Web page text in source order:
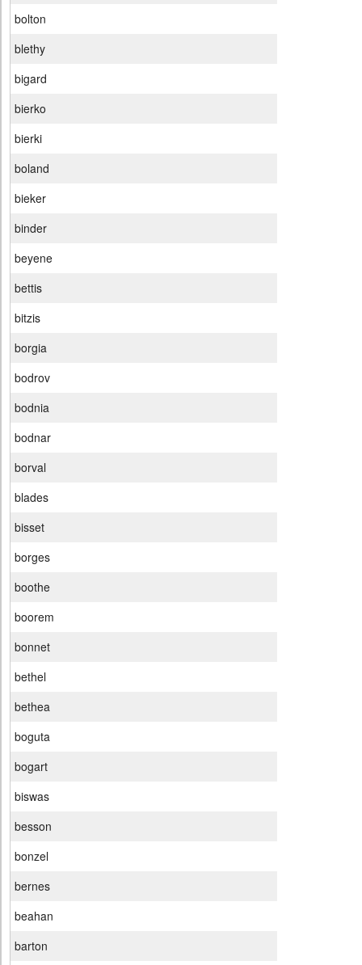
bolton
blethy
bigard
bierko
bierki
boland
bieker
binder
beyene
bettis
bitzis
borgia
bodrov
bodnia
bodnar
borval
blades
bisset
borges
boothe
boorem
bonnet
bethel
bethea
boguta
bogart
biswas
besson
bonzel
bernes
beahan
barton